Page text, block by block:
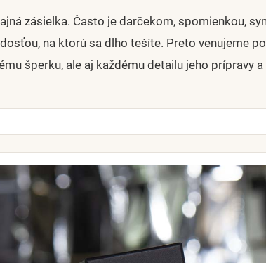
zásielka. Často je darčekom, spomienkou,
na ktorú sa dlho tešíte. Preto venujeme
šperku, ale aj každému detailu jeho prípravy a